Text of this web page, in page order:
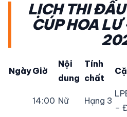
LỊCH THI
CÚP HOA
NgàyGiờ
Nội
dung
Tính
chất
14:00 Nữ Hạng 3
–